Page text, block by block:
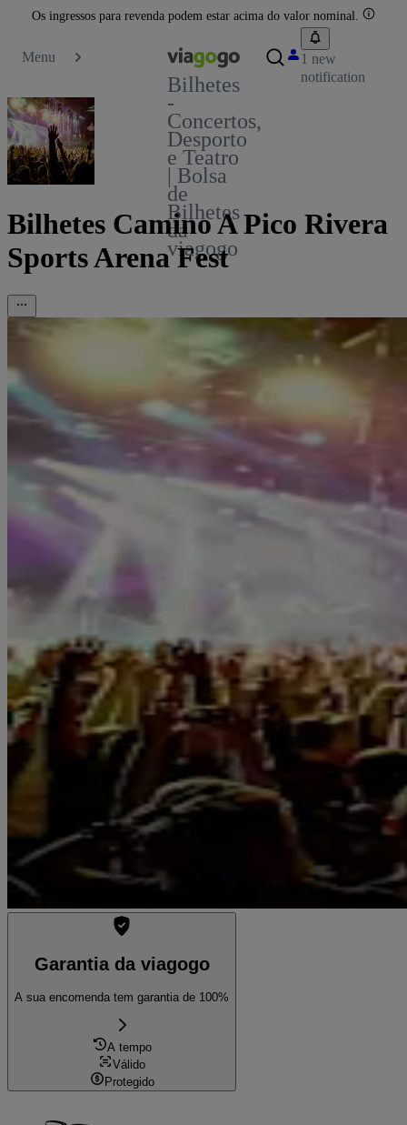
Os ingressos para revenda podem estar acima do valor nominal.
Menu
Bilhetes
-
Concertos,
Desporto
e Teatro
| Bolsa
de
Bilhetes
da
viagogo
1 new
notification
Bilhetes Camino A Pico Rivera
Sports Arena Fest
Garantia da viagogo
A sua encomenda tem garantia de 100%
A tempo
Válido
Protegido